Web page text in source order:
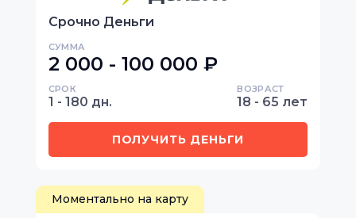
Срочно Деньги
СУММА
2 000 - 100 000 ₽
СРОК
1 - 180 дн.
ВОЗРАСТ
18 - 65 лет
ПОЛУЧИТЬ ДЕНЬГИ
Моментально на карту